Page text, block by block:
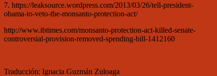
7. https://leaksource.wordpress.com/2013/03/26/tell-president-
obama-to-veto-the-monsanto-protection-act/
http://www.ibtimes.com/monsanto-protection-act-killed-senate-
controversial-provision-removed-spending-bill-1412160
Traducción: Ignacia Guzmán Zuloaga